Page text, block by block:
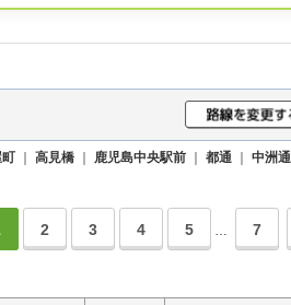
町 ｜ 高見橋 ｜ 鹿児島中央駅前 ｜ 都通 ｜ 中洲通
2 3 4 5 … 7